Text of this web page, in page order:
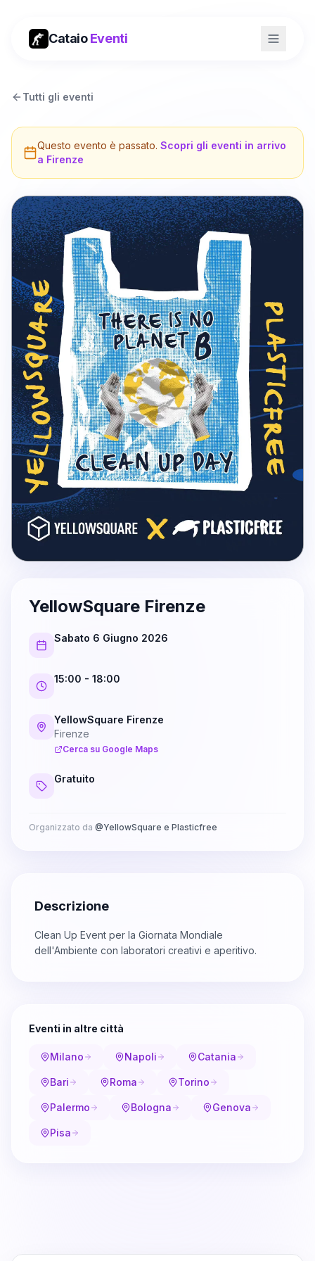
CataioEventi
Tutti gli eventi
Questo evento è passato. Scopri gli eventi in arrivo
a Firenze
YellowSquare Firenze
Sabato 6 Giugno 2026
15:00 - 18:00
YellowSquare Firenze
Firenze
Cerca su Google Maps
Gratuito
Organizzato da @YellowSquare e Plasticfree
Descrizione
Clean Up Event per la Giornata Mondiale
dell'Ambiente con laboratori creativi e aperitivo.
Eventi in altre città
Milano Napoli Catania
Bari Roma Torino
Palermo Bologna Genova
Pisa